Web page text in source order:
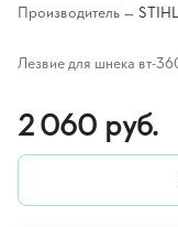
Производитель — STIHL
Лезвие для шнека вт-
2 060 руб.